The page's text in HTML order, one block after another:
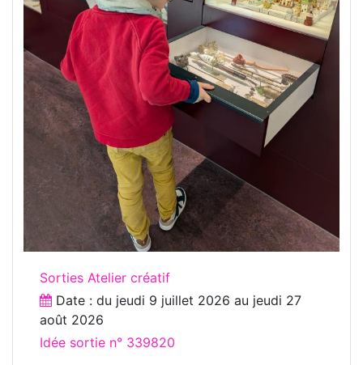
Sorties Atelier créatif
Date : du jeudi 9 juillet 2026 au jeudi 27
août 2026
Idée sortie n° 339820